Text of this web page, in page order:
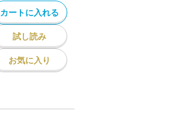
カートに入れる
試し読み
お気に入り